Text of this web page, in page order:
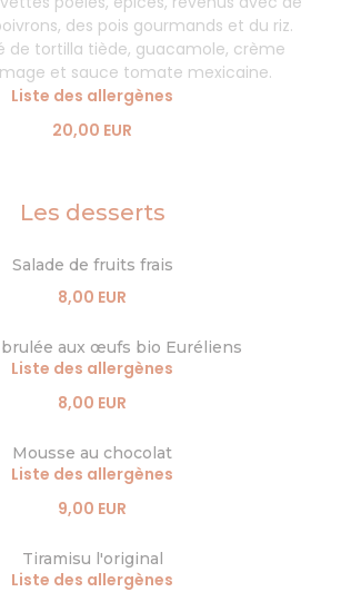
des pois gourmands et du riz.
de tortilla tiède, guacamole, crème
et sauce tomate mexicaine.
Liste des allergènes
20,00 EUR
Les desserts
Salade de fruits frais
8,00 EUR
brulée aux œufs bio Euréliens
Liste des allergènes
8,00 EUR
Mousse au chocolat
Liste des allergènes
9,00 EUR
Tiramisu l'original
Liste des allergènes